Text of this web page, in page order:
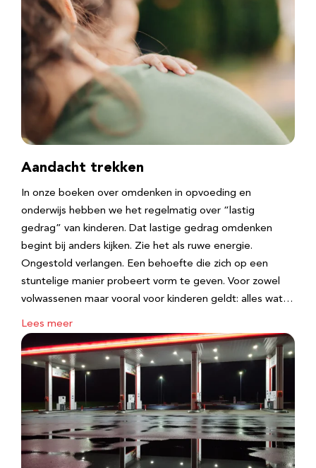
Aandacht trekken
In onze boeken over omdenken in opvoeding en
onderwijs hebben we het regelmatig over “lastig
gedrag” van kinderen. Dat lastige gedrag omdenken
begint bij anders kijken. Zie het als ruwe energie.
Ongestold verlangen. Een behoefte die zich op een
stuntelige manier probeert vorm te geven. Voor zowel
volwassenen maar vooral voor kinderen geldt: alles wat…
Lees meer